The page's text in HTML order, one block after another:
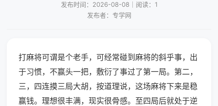
发布时间：2026-08-08｜阅读：1
发布者：专学网
打麻将可谓是个老手，可经常碰到麻将的斜乎事，出
于习惯，不赢头一把，敷衍了事过了第一局。第二，
三，四连摸三局大胡，按道理说，这场麻将下来是稳
赢钱。理想很丰满，现实很骨感。至四局后就处于逆